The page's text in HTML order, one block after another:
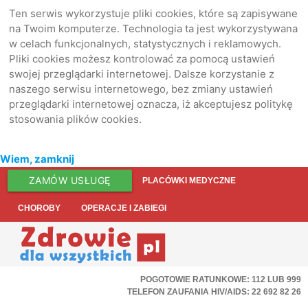
Ten serwis wykorzystuje pliki cookies, które są zapisywane
na Twoim komputerze. Technologia ta jest wykorzystywana
w celach funkcjonalnych, statystycznych i reklamowych.
Pliki cookies możesz kontrolować za pomocą ustawień
swojej przeglądarki internetowej. Dalsze korzystanie z
naszego serwisu internetowego, bez zmiany ustawień
przeglądarki internetowej oznacza, iż akceptujesz politykę
stosowania plików cookies.
Wiem, zamknij
ZAMÓW USŁUGĘ PLACÓWKI MEDYCZNE
CHOROBY OPERACJE I ZABIEGI
POGOTOWIE RATUNKOWE: 112 LUB 999
TELEFON ZAUFANIA HIV/AIDS: 22 692 82 26